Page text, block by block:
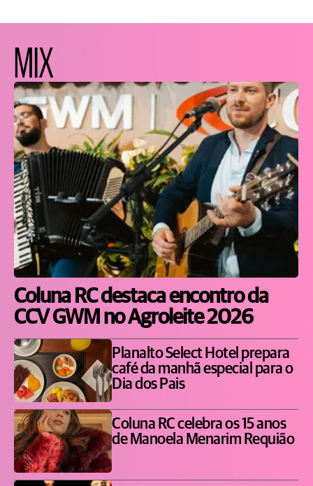
MIX
Coluna RC destaca encontro da
CCV GWM no Agroleite 2026
Planalto Select Hotel prepara
café da manhã especial para o
Dia dos Pais
Coluna RC celebra os 15 anos
de Manoela Menarim Requião